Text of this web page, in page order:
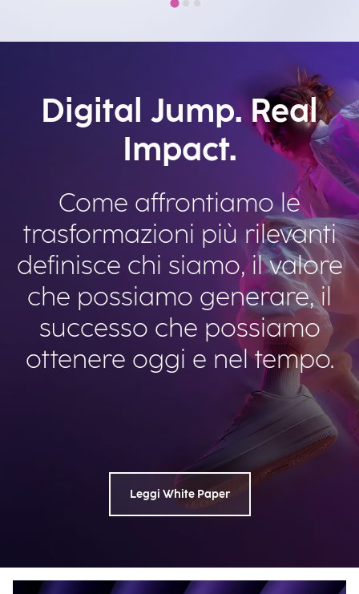
Digital Jump. Real
Impact.
Come affrontiamo le
trasformazioni più rilevanti
definisce chi siamo, il valore
che possiamo generare, il
successo che possiamo
ottenere oggi e nel tempo.
Leggi White Paper